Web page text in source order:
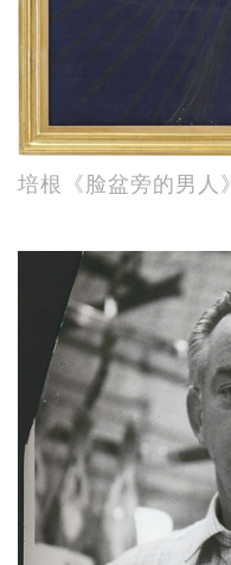
培根《脸盆旁的男人》